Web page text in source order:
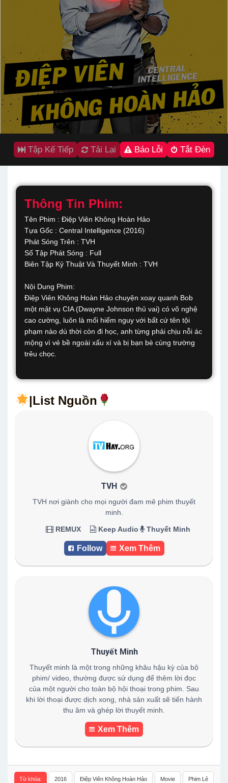
Tập Kế Tiếp Tải Lại Báo Lỗi Tắt Đèn
Thông Tin Phim:
Tên Phim : Điệp Viên Không Hoàn Hảo
Tựa Gốc : Central Intelligence (2016)
Phát Sóng Trên : TVH
Số Tập Phát Sóng : Full
Biên Tập Kỷ Thuật Và Thuyết Minh : TVH
Nội Dung Phim:
Điệp Viên Không Hoàn Hảo chuyện xoay quanh Bob
một mật vụ CIA (Dwayne Johnson thủ vai) có võ nghệ
cao cường, luôn là mối hiểm nguy với bất cứ tên tội
phạm nào dù thời còn đi học, anh từng phải chịu nỗi ác
mộng vì vẻ bề ngoài xấu xí và bị bạn bè cùng trường
trêu chọc.
|List Nguồn
TVH
TVH nơi giành cho mọi người đam mê phim thuyết
minh.
REMUX Keep Audio Thuyết Minh
Follow Xem Thêm
Thuyết Minh
Thuyết minh là một trong những khâu hậu kỳ của bộ
phim/ video, thường được sử dụng để thêm lời đọc
của một người cho toàn bộ hội thoại trong phim. Sau
khi lời thoại được dịch xong, nhà sản xuất sẽ tiến hành
thu âm và ghép lời thuyết minh.
Xem Thêm
Từ khóa: 2016 Điệp Viên Không Hoàn Hảo Movie Phim Lẻ